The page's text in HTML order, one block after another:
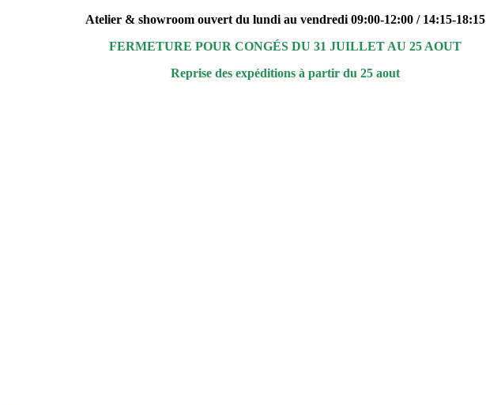
Atelier & showroom ouvert du lundi au vendredi 09:00-12:00 / 14:15-18:15
FERMETURE POUR CONGÉS DU 31 JUILLET AU 25 AOUT
Reprise des expéditions à partir du 25 aout